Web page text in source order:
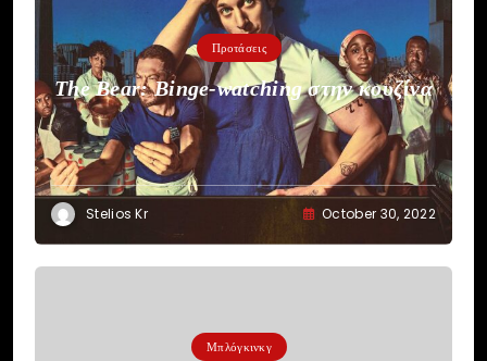
Προτάσεις
The Bear: Binge-watching στην κουζίνα
Stelios Kr October 30, 2022
Μπλόγκινκγ